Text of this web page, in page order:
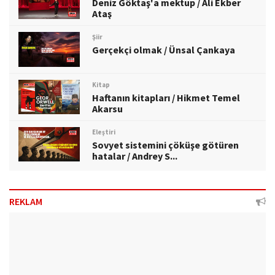
Ataş
Şiir
Gerçekçi olmak / Ünsal Çankaya
Kitap
Haftanın kitapları / Hikmet Temel
Akarsu
Eleştiri
Sovyet sistemini çöküşe götüren
hatalar / Andrey S...
REKLAM